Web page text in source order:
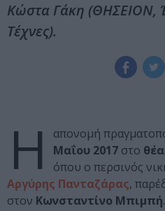
Κώστα Γάκη (ΘΗΣΕΙΟΝ,
Τέχνες).
Η απονομή
Μαΐου 2017 στο
όπου ο περσινός
Αργύρης Πανταζάρας,
στον Κωνσταντίνο Μπιμπή.